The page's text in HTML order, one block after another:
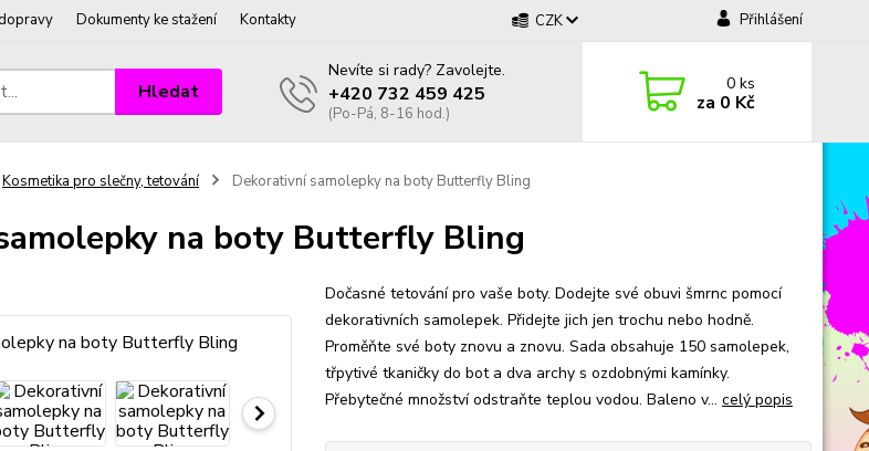
Dokumenty ke stažení Kontakty CZK Přihlášení
Hledat
Nevíte si rady? Zavolejte.
+420 732 459 425
(Po-Pá, 8-16 hod.)
0ks
za 0 Kč
Kosmetika pro slečny, tetování Dekorativní samolepky na boty Butterfly Bling
na boty Butterfly Bling
Dočasné tetování pro vaše boty. Dodejte své obuvi šmrnc pomocí
dekorativních samolepek. Přidejte jich jen trochu nebo hodně.
Proměňte své boty znovu a znovu. Sada obsahuje 150 samolepek,
třpytivé tkaničky do bot a dva archy s ozdobnými kamínky.
Přebytečné množství odstraňte teplou vodou. Baleno v... celý popis